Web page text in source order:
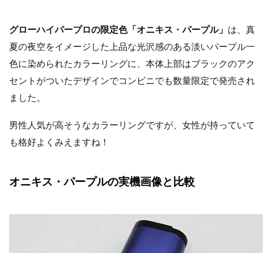
グローハイパープロの限定色「オニキス・パープル」 は、真
夏の夜空をイメージした上品な光沢感のある淡いパープル一
色に染められたカラーリングに、本体上部はブラックのアク
セントがついたデザインでコンビニでも数量限定で発売され
ました。
男性人気が高そうなカラーリングですが、女性が持っていて
も格好よくみえますね！
オニキス・パープルの実機画像と比較